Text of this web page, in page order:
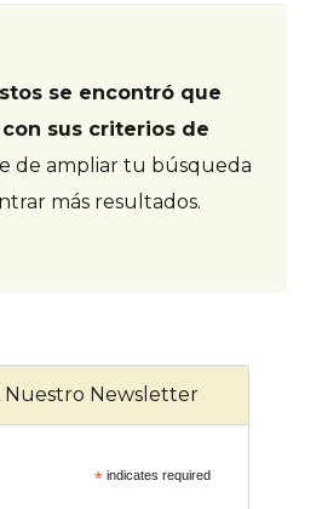
se encontró que
sus criterios de
de ampliar tu búsqueda
más resultados.
Nuestro Newsletter
*indicates required